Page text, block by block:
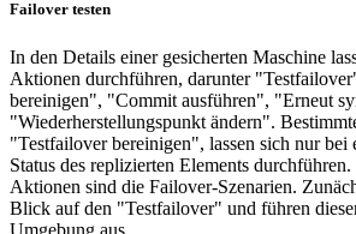
Failover testen
In den Details einer gesicherten Maschine
Aktionen durchführen, darunter
bereinigen", "Commit ausführen", "Erneut
"Wiederherstellungspunkt ändern".
"Testfailover bereinigen", lassen sich nur bei
Status des replizierten Elements
Aktionen sind die Failover-Szenarien.
Blick auf den "Testfailover" und führen
Umgebung aus.